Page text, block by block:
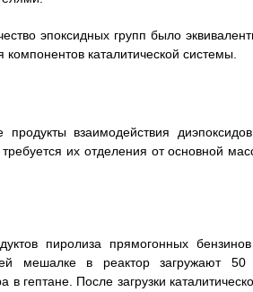
эпоксидных групп было
каталитической системы.
продукты взаимодействия
их отделения от основной
пиролиза прямогонных
мешалке в реактор загружают 50
гептане. После загрузки